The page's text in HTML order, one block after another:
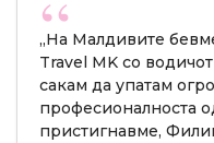
„На Малдивите
Travel MK со
сакам да упатам
професионалноста
пристигнавме,